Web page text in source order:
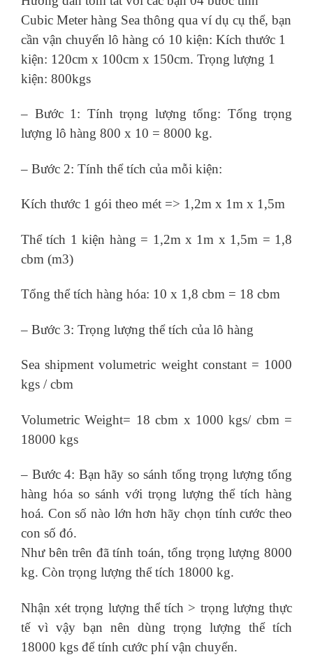
Cubic Meter hàng Sea thông qua ví dụ cụ thể, bạn
cần vận chuyển lô hàng có 10 kiện: Kích thước 1
kiện: 120cm x 100cm x 150cm. Trọng lượng 1
kiện: 800kgs
– Bước 1: Tính trọng lượng tổng: Tổng trọng
lượng lô hàng 800 x 10 = 8000 kg.
– Bước 2: Tính thể tích của mỗi kiện:
Kích thước 1 gói theo mét => 1,2m x 1m x 1,5m
Thể tích 1 kiện hàng = 1,2m x 1m x 1,5m = 1,8
cbm (m3)
Tổng thể tích hàng hóa: 10 x 1,8 cbm = 18 cbm
– Bước 3: Trọng lượng thể tích của lô hàng
Sea shipment volumetric weight constant = 1000
kgs / cbm
Volumetric Weight= 18 cbm x 1000 kgs/ cbm =
18000 kgs
– Bước 4: Bạn hãy so sánh tổng trọng lượng tổng
hàng hóa so sánh với trọng lượng thể tích hàng
hoá. Con số nào lớn hơn hãy chọn tính cước theo
con số đó.
Như bên trên đã tính toán, tổng trọng lượng 8000
kg. Còn trọng lượng thể tích 18000 kg.
Nhận xét trọng lượng thể tích > trọng lượng thực
tế vì vậy bạn nên dùng trọng lượng thể tích
18000 kgs để tính cước phí vận chuyển.